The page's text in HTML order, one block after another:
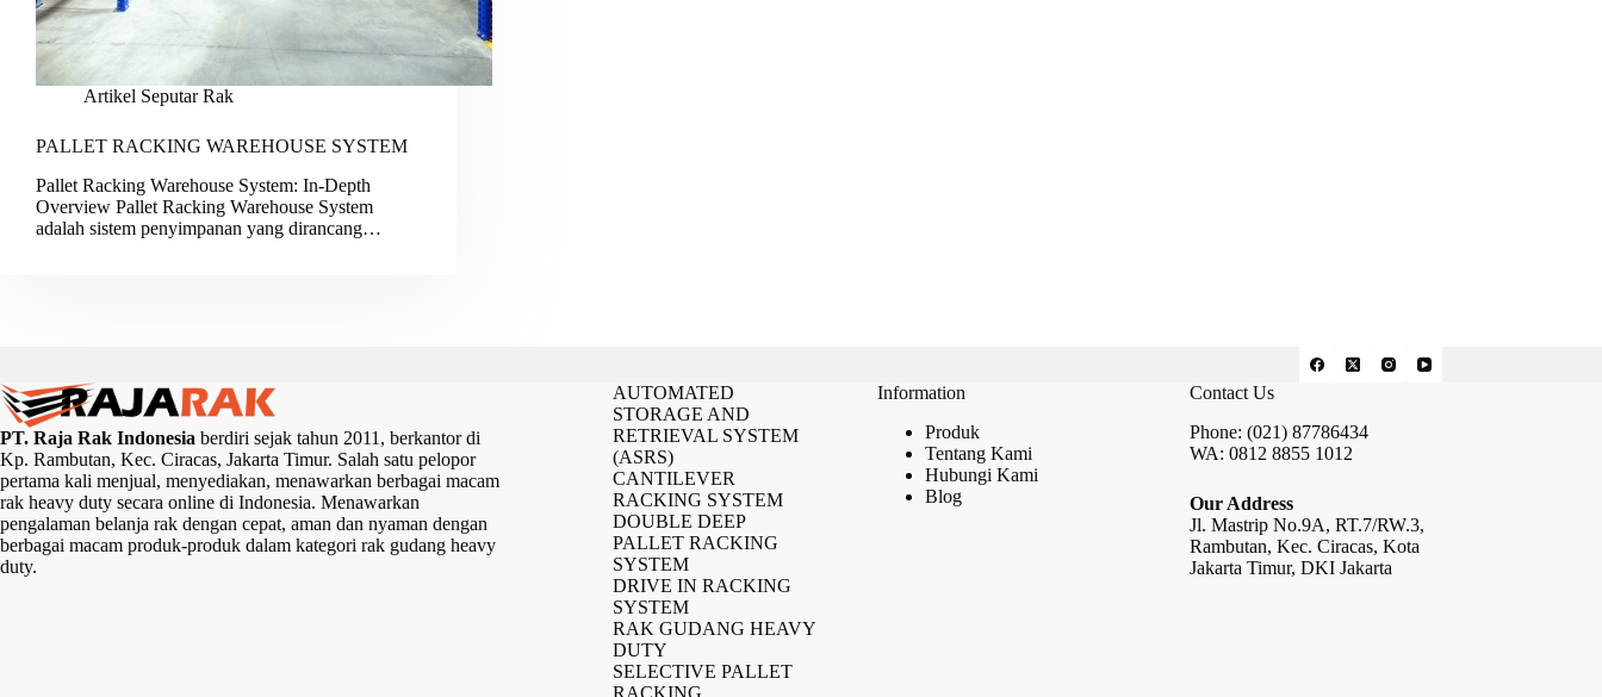
Artikel Seputar Rak
PALLET RACKING WAREHOUSE SYSTEM
Pallet Racking Warehouse System: In-Depth
Overview Pallet Racking Warehouse System
adalah sistem penyimpanan yang dirancang…
PT. Raja Rak Indonesia berdiri sejak tahun 2011, berkantor di
Kp. Rambutan, Kec. Ciracas, Jakarta Timur. Salah satu pelopor
pertama kali menjual, menyediakan, menawarkan berbagai macam
rak heavy duty secara online di Indonesia. Menawarkan
pengalaman belanja rak dengan cepat, aman dan nyaman dengan
berbagai macam produk-produk dalam kategori rak gudang heavy
duty.
AUTOMATED
STORAGE AND
RETRIEVAL SYSTEM
(ASRS)
CANTILEVER
RACKING SYSTEM
DOUBLE DEEP
PALLET RACKING
SYSTEM
DRIVE IN RACKING
SYSTEM
RAK GUDANG HEAVY
DUTY
SELECTIVE PALLET
RACKING
Information
Produk
Tentang Kami
Hubungi Kami
Blog
Contact Us
Phone: (021) 87786434
WA: 0812 8855 1012
Our Address
Jl. Mastrip No.9A, RT.7/RW.3,
Rambutan, Kec. Ciracas, Kota
Jakarta Timur, DKI Jakarta